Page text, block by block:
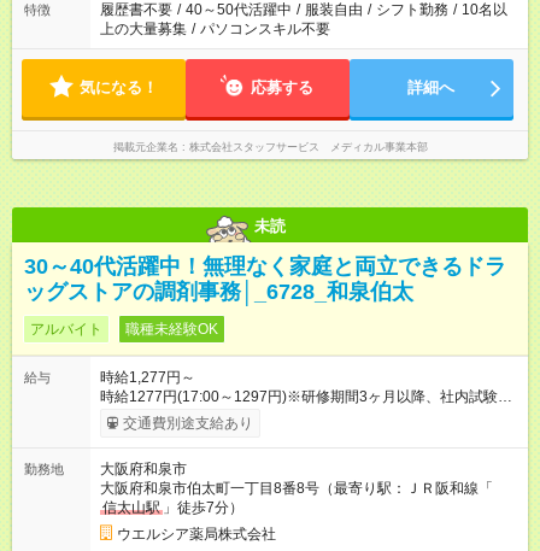
特徴 履歴書不要 / 40～50代活躍中 / 服装自由 / シフト勤務 / 10名以
上の大量募集 / パソコンスキル不要
気になる！ 応募する 詳細へ
掲載元企業名 株式会社スタッフサービス メディカル事業本部
未読
30～40代活躍中！無理なく家庭と両立できるドラ
ッグストアの調剤事務│_6728_和泉伯太
アルバイト 職種未経験OK
給与
時給1,277円～
時給1277円(17:00～1297円)※研修期間3ヶ月以降、社内試験に
よる更新判定あり 社内試験合格後、時給＋50～100円の昇給あ
り （大学生は＋20円） 試用期間あり：入社日から3ヶ月間／本
間の長さ：3ヶ月 雇用形態、給与は本採用時と同じです。
交通費別途支給あり
勤務地
大阪府和泉市
大阪府和泉市伯太町一丁目8番8号（最寄り駅：ＪＲ阪和線「
信太山駅 」徒歩7分）
ウエルシア薬局株式会社